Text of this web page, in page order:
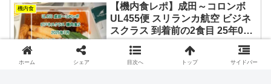
機内食
【機内食レポ】成田～コロンボ
UL455便 スリランカ航空 ビジネ
スクラス 到着前の2食目 25年07
月スリランカ航空の成田～コロンボ間のビ
ジネスクラスの食事レポ。到着前ですが
ボリュームたっぷり。25年7月搭乗。
ホーム シェア 目次へ トップ サイドバー